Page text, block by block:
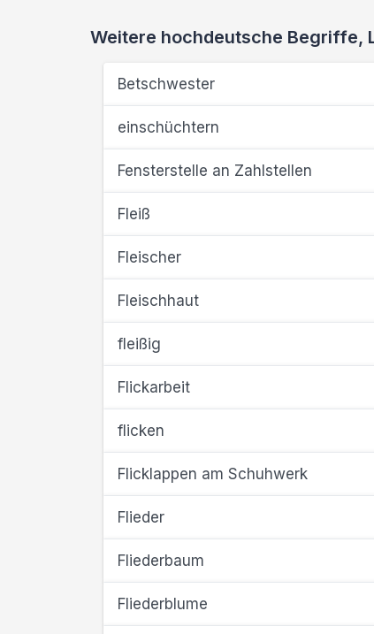
Weitere hochdeutsche Begriffe,
Betschwester
einschüchtern
Fensterstelle an Zahlstellen
Fleiß
Fleischer
Fleischhaut
fleißig
Flickarbeit
flicken
Flicklappen am Schuhwerk
Flieder
Fliederbaum
Fliederblume